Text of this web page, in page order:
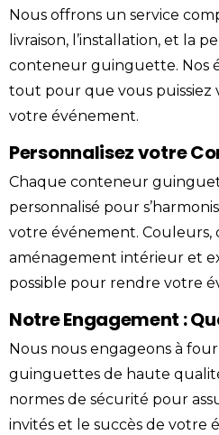
Nous offrons un service
livraison, l’installation, et la
conteneur guinguette. Nos
tout pour que vous puissiez
votre événement.
Personnalisez votre
Chaque conteneur
personnalisé pour
votre événement. Couleurs,
aménagement intérieur et
possible pour rendre votre
Notre Engagement :
Nous nous engageons à
guinguettes de haute
normes de sécurité pour
invités et le succès de votre